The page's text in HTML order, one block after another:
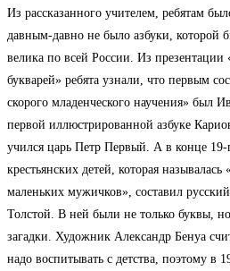
Из рассказанного учителем, ребятам
давным-давно не было азбуки, которой
велика по всей России. Из презентации
букварей» ребята узнали, что первым
скорого младенческого научения» был
первой иллюстрированной азбуке
учился царь Петр Первый. А в конце 19-
крестьянских детей, которая
маленьких мужичков», составил
Толстой. В ней были не только буквы,
загадки. Художник Александр Бенуа
надо воспитывать с детства, поэтому в